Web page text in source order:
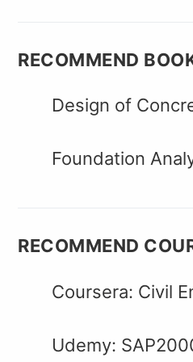
RECOMMEND
Design of
Foundation
RECOMMEND
Coursera: Civil
Udemy: